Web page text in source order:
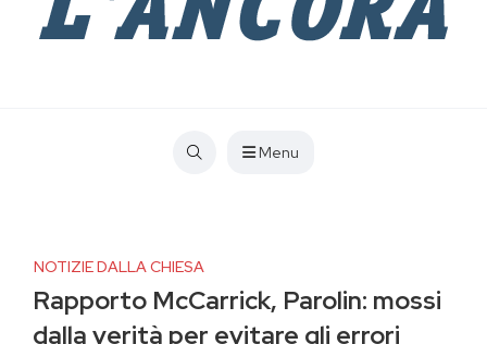
Menu
NOTIZIE DALLA CHIESA
Rapporto McCarrick, Parolin: mossi
dalla verità per evitare gli errori